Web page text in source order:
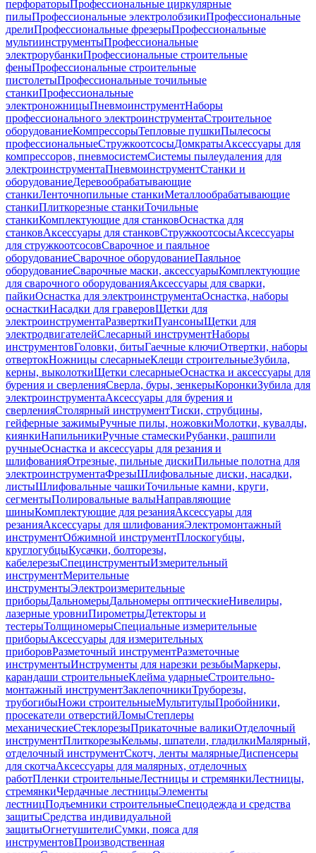
перфораторыПрофессиональные циркулярные
пилыПрофессиональные электролобзикиПрофессиональные
дрелиПрофессиональные фрезерыПрофессиональные
мультиинструментыПрофессиональные
электрорубанкиПрофессиональные строительные
феныПрофессиональные строительные
пистолетыПрофессиональные точильные
станкиПрофессиональные
электроножницыПневмоинструментНаборы
профессионального электроинструментаСтроительное
оборудованиеКомпрессорыТепловые пушкиПылесосы
профессиональныеСтружкоотсосыДомкратыАксессуары для
компрессоров, пневмосистемСистемы пылеудаления для
электроинструментаПневмоинструментСтанки и
оборудованиеДеревообрабатывающие
станкиЛенточнопильные станкиМеталлообрабатывающие
станкиПлиткорезные станкиТочильные
станкиКомплектующие для станковОснастка для
станковАксессуары для станковСтружкоотсосыАксессуары
для стружкоотсосовСварочное и паяльное
оборудованиеСварочное оборудованиеПаяльное
оборудованиеСварочные маски, аксессуарыКомплектующие
для сварочного оборудованияАксессуары для сварки,
пайкиОснастка для электроинструментаОснастка, наборы
оснасткиНасадки для граверовЩетки для
электроинструментаРазверткиПуансоныЩетки для
электродвигателейСлесарный инструментНаборы
инструментовГоловки, битыГаечные ключиОтвертки, наборы
отвертокНожницы слесарныеКлещи строительныеЗубила,
керны, выколоткиЩетки слесарныеОснастка и аксессуары для
бурения и сверленияСверла, буры, зенкерыКоронкиЗубила для
электроинструментаАксессуары для бурения и
сверленияСтолярный инструментТиски, струбцины,
гейферные зажимыРучные пилы, ножовкиМолотки, кувалды,
киянкиНапильникиРучные стамескиРубанки, рашпили
ручныеОснастка и аксессуары для резания и
шлифованияОтрезные, пильные дискиПильные полотна для
электроинструментаФрезыШлифовальные диски, насадки,
листыШлифовальные чашкиТочильные камни, круги,
сегментыПолировальные валыНаправляющие
шиныКомплектующие для резанияАксессуары для
резанияАксессуары для шлифованияЭлектромонтажный
инструментОбжимной инструментПлоскогубцы,
круглогубцыКусачки, болторезы,
кабелерезыСпецинструментыИзмерительный
инструментМерительные
инструментыЭлектроизмерительные
приборыДальномерыДальномеры оптическиеНивелиры,
лазерные уровниПирометрыДетекторы и
тестерыТолщиномерыСпециальные измерительные
приборыАксессуары для измерительных
приборовРазметочный инструментРазметочные
инструментыИнструменты для нарезки резьбыМаркеры,
карандаши строительныеКлейма ударныеСтроительно-
монтажный инструментЗаклепочникиТруборезы,
трубогибыНожи строительныеМультитулыПробойники,
просекатели отверстийЛомыСтеплеры
механическиеСтеклорезыПрикаточные валикиОтделочный
инструментПлиткорезыКельмы, шпатели, гладилкиМалярный,
отделочный инструментСкотч, ленты малярныеДиспенсеры
для скотчаАксессуары для малярных, отделочных
работПленки строительныеЛестницы и стремянкиЛестницы,
стремянкиЧердачные лестницыЭлементы
лестницПодъемники строительныеСпецодежда и средства
защитыСредства индивидуальной
защитыОгнетушителиСумки, пояса для
инструментовПроизводственная